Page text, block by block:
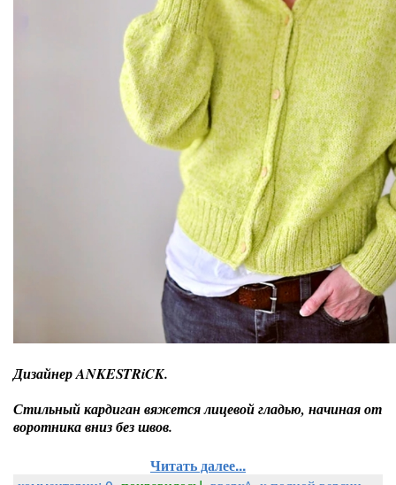
Дизайнер ANKESTRiCK.
Стильный кардиган вяжется лицевой гладью, начиная от
воротника вниз без швов.
Читать далее...